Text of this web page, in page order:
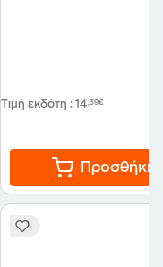
Τιμή εκδότη : 14,39€
Προσθήκη